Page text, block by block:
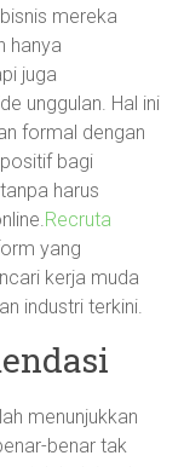
mereka
hanya
juga
unggulan. Hal ini
formal dengan
bagi
harus
Recruta
yang
kerja muda
industri terkini.
menunjukkan
benar tak